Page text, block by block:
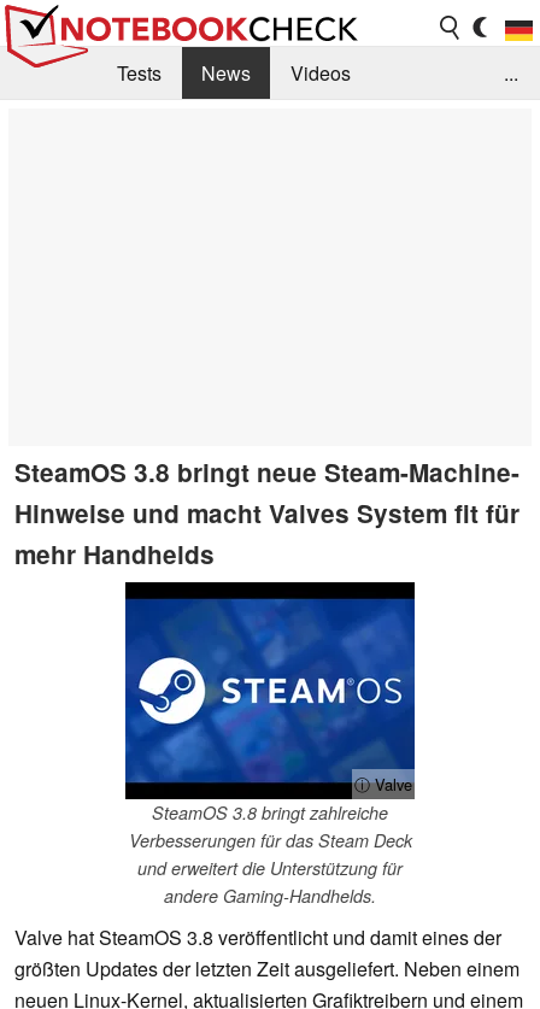
Tests News
Videos
...
SteamOS 3.8 bringt neue Steam-Machine-
Hinweise und macht Valves System fit für
mehr Handhelds
ⓘ Valve
SteamOS 3.8 bringt zahlreiche
Verbesserungen für das Steam Deck
und erweitert die Unterstützung für
andere Gaming-Handhelds.
Valve hat SteamOS 3.8 veröffentlicht und damit eines der
größten Updates der letzten Zeit ausgeliefert. Neben einem
neuen Linux-Kernel, aktualisierten Grafiktreibern und einem